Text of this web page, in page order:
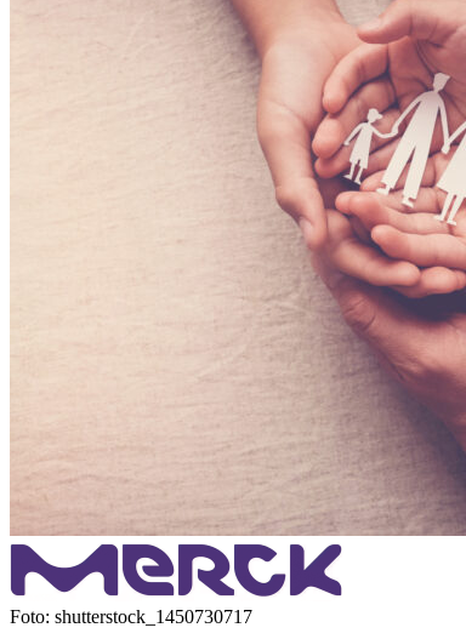
Foto: shutterstock_1450730717